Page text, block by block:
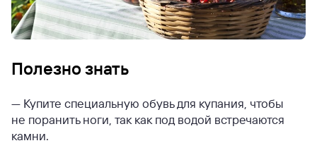
Полезно знать
— Купите специальную обувь для купания, чтобы
не поранить ноги, так как под водой встречаются
камни.